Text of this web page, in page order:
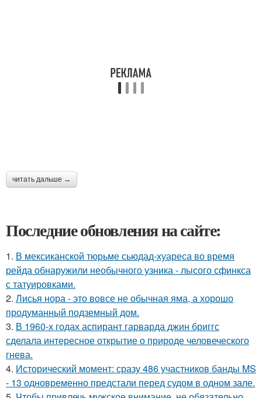
читать дальше →
Последние обновления на сайте:
1. В мексиканской тюрьме сьюдад-хуареса во время
рейда обнаружили необычного узника - лысого сфинкса
с татуировками.
2. Лисья нора - это вовсе не обычная яма, а хорошо
продуманный подземный дом.
3. В 1960-х годах аспирант гарварда джин бриггс
сделала интересное открытие о природе человеческого
гнева.
4. Исторический момент: сразу 486 участников банды MS
- 13 одновременно предстали перед судом в одном зале.